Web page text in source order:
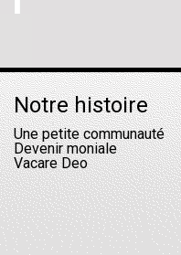
Notre histoire
Une petite communauté
Devenir moniale
Vacare Deo